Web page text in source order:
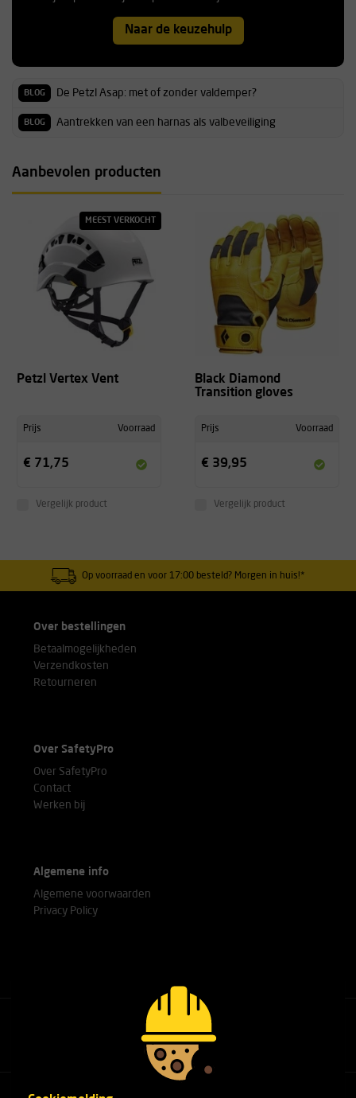
Naar de keuzehulp
BLOG De Petzl Asap: met of zonder valdemper?
BLOG Aantrekken van een harnas als valbeveiliging
Aanbevolen producten
MEEST VERKOCHT
Petzl Vertex Vent
Prijs Voorraad
€ 71,75
Vergelijk product
Black Diamond
Transition gloves
Prijs Voorraad
€ 39,95
Vergelijk product
Op voorraad en voor 17:00 besteld? Morgen in huis!*
Over bestellingen
Betaalmogelijkheden
Verzendkosten
Retourneren
Over SafetyPro
Over SafetyPro
Contact
Werken bij
Algemene info
Algemene voorwaarden
Privacy Policy
Bel met onze experts
+31(0)76 751 25 18